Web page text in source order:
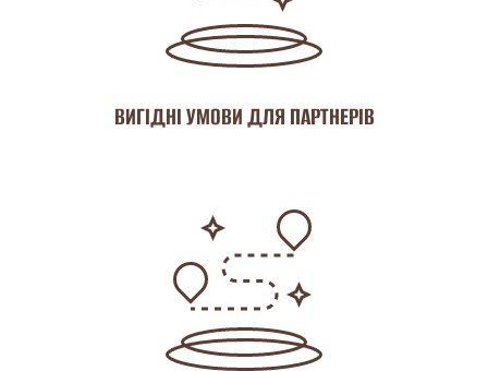
ВИГІДНІ УМОВИ ДЛЯ ПАРТНЕРІВ